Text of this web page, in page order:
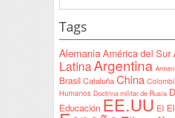
Yeda
en
Sudán
Tags
AlemaniaAmérica del Sur
LatinaArgentina
Brasil Cataluña China
Humanos Doctrina militar de Rusia
EducaciónEE.UU EI